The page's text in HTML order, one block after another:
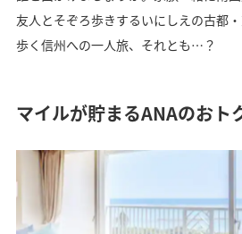
友人とそぞろ歩きするいにしえの古都
歩く信州への一人旅、それとも…？
マイルが貯まるANAのおト